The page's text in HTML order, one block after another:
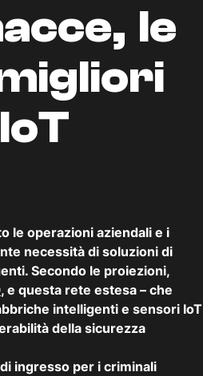
le
le operazioni aziendali e i
necessità di soluzioni di
Secondo le proiezioni,
, e questa rete estesa – che
intelligenti e sensori IoT
della sicurezza
ingresso per i criminali